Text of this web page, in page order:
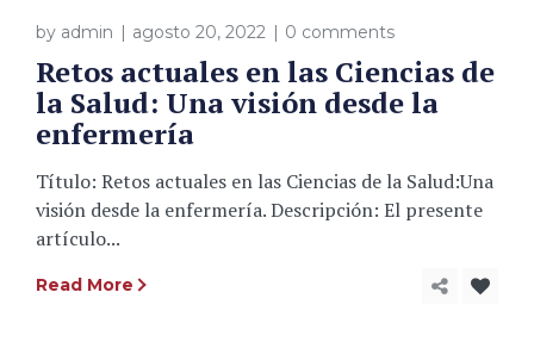
by admin agosto 20, 2022 0 comments
Retos actuales en las Ciencias de
la Salud: Una visión desde la
enfermería
Título: Retos actuales en las Ciencias de la Salud:Una
visión desde la enfermería. Descripción: El presente
artículo...
Read More